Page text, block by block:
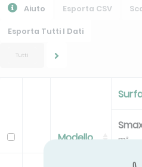
Aiuto Esporta CSV
Esporta Tutti I Dati
Tutti
Modello m²